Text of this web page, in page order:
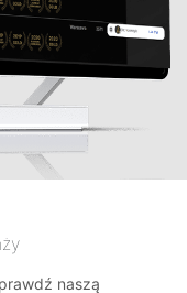
naszą